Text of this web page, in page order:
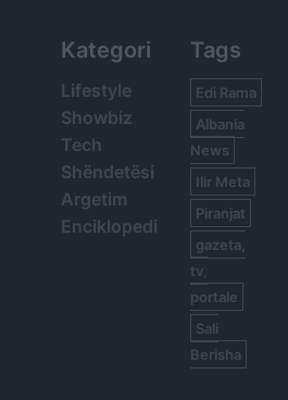
Kategori
Lifestyle
Showbiz
Tech
Shëndetësi
Argetim
Enciklopedi
Tags
Edi Rama
Albania
News
Ilir Meta
Piranjat
gazeta,
tv,
portale
Sali
Berisha